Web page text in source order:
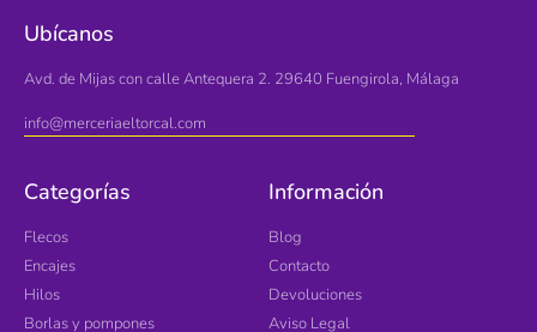
Ubícanos
Avd. de Mijas con calle Antequera 2. 29640 Fuengirola, Málaga
info@merceriaeltorcal.com
Categorías
Flecos
Encajes
Hilos
Borlas y pompones
Información
Blog
Contacto
Devoluciones
Aviso Legal